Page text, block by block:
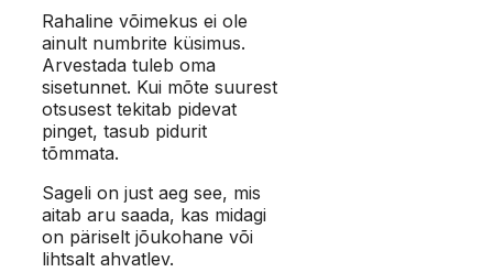
Rahaline võimekus ei ole
ainult numbrite küsimus.
Arvestada tuleb oma
sisetunnet. Kui mõte suurest
otsusest tekitab pidevat
pinget, tasub pidurit
tõmmata.
Sageli on just aeg see, mis
aitab aru saada, kas midagi
on päriselt jõukohane või
lihtsalt ahvatlev.